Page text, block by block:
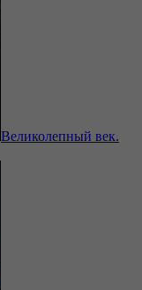
Великолепный век.